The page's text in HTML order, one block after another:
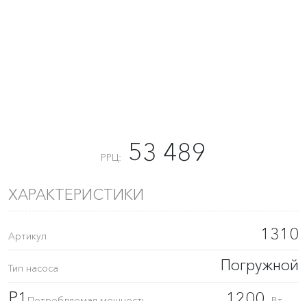
РРЦ: 53 489
ХАРАКТЕРИСТИКИ
Артикул 1310
Тип насоса Погружной